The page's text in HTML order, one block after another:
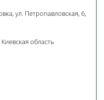
ул. Петропавловская, 6,
область